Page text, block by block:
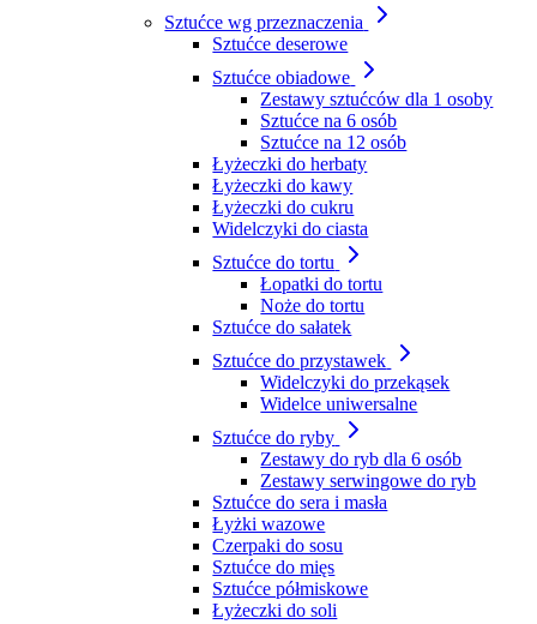
Sztućce wg przeznaczenia
Sztućce deserowe
Sztućce obiadowe
Zestawy sztućców dla 1 osoby
Sztućce na 6 osób
Sztućce na 12 osób
Łyżeczki do herbaty
Łyżeczki do kawy
Łyżeczki do cukru
Widelczyki do ciasta
Sztućce do tortu
Łopatki do tortu
Noże do tortu
Sztućce do sałatek
Sztućce do przystawek
Widelczyki do przekąsek
Widelce uniwersalne
Sztućce do ryby
Zestawy do ryb dla 6 osób
Zestawy serwingowe do ryb
Sztućce do sera i masła
Łyżki wazowe
Czerpaki do sosu
Sztućce do mięs
Sztućce półmiskowe
Łyżeczki do soli